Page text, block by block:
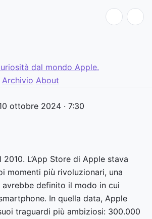
dal mondo Apple.
Archivio About
ottobre 2024 · 7:30
L’App Store di Apple stava
momenti più rivoluzionari, una
definito il modo in cui
In quella data, Apple
traguardi più ambiziosi: 300.000